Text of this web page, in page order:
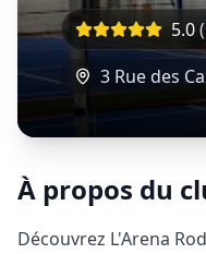
5.0(
3 Rue des
À propos du
Découvrez L'Arena